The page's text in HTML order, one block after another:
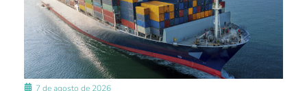
7 de agosto de 2026